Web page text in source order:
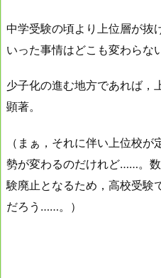
中学受験の頃より上位層が
いった事情はどこも変わらな
少子化の進む地方であれば，
顕著。
（まぁ，それに伴い上位校
勢が変わるのだけれど……。
験廃止となるため，高校受験
だろう……。）